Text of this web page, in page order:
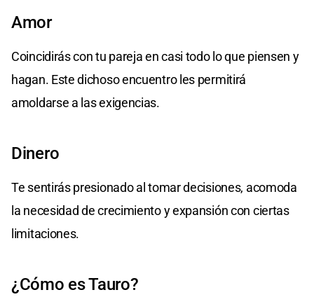
Amor
Coincidirás con tu pareja en casi todo lo que piensen y
hagan. Este dichoso encuentro les permitirá
amoldarse a las exigencias.
Dinero
Te sentirás presionado al tomar decisiones, acomoda
la necesidad de crecimiento y expansión con ciertas
limitaciones.
¿Cómo es Tauro?